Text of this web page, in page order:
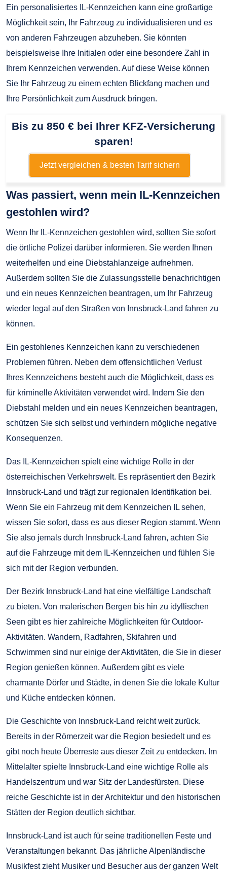
Ein personalisiertes IL-Kennzeichen kann eine großartige
Möglichkeit sein, Ihr Fahrzeug zu individualisieren und es
von anderen Fahrzeugen abzuheben. Sie könnten
beispielsweise Ihre Initialen oder eine besondere Zahl in
Ihrem Kennzeichen verwenden. Auf diese Weise können
Sie Ihr Fahrzeug zu einem echten Blickfang machen und
Ihre Persönlichkeit zum Ausdruck bringen.
Bis zu 850 € bei Ihrer KFZ-Versicherung
sparen!
Jetzt vergleichen & besten Tarif sichern
Was passiert, wenn mein IL-Kennzeichen
gestohlen wird?
Wenn Ihr IL-Kennzeichen gestohlen wird, sollten Sie sofort
die örtliche Polizei darüber informieren. Sie werden Ihnen
weiterhelfen und eine Diebstahlanzeige aufnehmen.
Außerdem sollten Sie die Zulassungsstelle benachrichtigen
und ein neues Kennzeichen beantragen, um Ihr Fahrzeug
wieder legal auf den Straßen von Innsbruck-Land fahren zu
können.
Ein gestohlenes Kennzeichen kann zu verschiedenen
Problemen führen. Neben dem offensichtlichen Verlust
Ihres Kennzeichens besteht auch die Möglichkeit, dass es
für kriminelle Aktivitäten verwendet wird. Indem Sie den
Diebstahl melden und ein neues Kennzeichen beantragen,
schützen Sie sich selbst und verhindern mögliche negative
Konsequenzen.
Das IL-Kennzeichen spielt eine wichtige Rolle in der
österreichischen Verkehrswelt. Es repräsentiert den Bezirk
Innsbruck-Land und trägt zur regionalen Identifikation bei.
Wenn Sie ein Fahrzeug mit dem Kennzeichen IL sehen,
wissen Sie sofort, dass es aus dieser Region stammt. Wenn
Sie also jemals durch Innsbruck-Land fahren, achten Sie
auf die Fahrzeuge mit dem IL-Kennzeichen und fühlen Sie
sich mit der Region verbunden.
Der Bezirk Innsbruck-Land hat eine vielfältige Landschaft
zu bieten. Von malerischen Bergen bis hin zu idyllischen
Seen gibt es hier zahlreiche Möglichkeiten für Outdoor-
Aktivitäten. Wandern, Radfahren, Skifahren und
Schwimmen sind nur einige der Aktivitäten, die Sie in dieser
Region genießen können. Außerdem gibt es viele
charmante Dörfer und Städte, in denen Sie die lokale Kultur
und Küche entdecken können.
Die Geschichte von Innsbruck-Land reicht weit zurück.
Bereits in der Römerzeit war die Region besiedelt und es
gibt noch heute Überreste aus dieser Zeit zu entdecken. Im
Mittelalter spielte Innsbruck-Land eine wichtige Rolle als
Handelszentrum und war Sitz der Landesfürsten. Diese
reiche Geschichte ist in der Architektur und den historischen
Stätten der Region deutlich sichtbar.
Innsbruck-Land ist auch für seine traditionellen Feste und
Veranstaltungen bekannt. Das jährliche Alpenländische
Musikfest zieht Musiker und Besucher aus der ganzen Welt